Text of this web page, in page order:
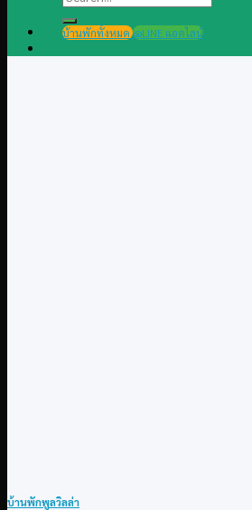
for:
บ้านพักทั้งหมด @LINE แอดไลน์
บ้านพักพูลวิลล่า